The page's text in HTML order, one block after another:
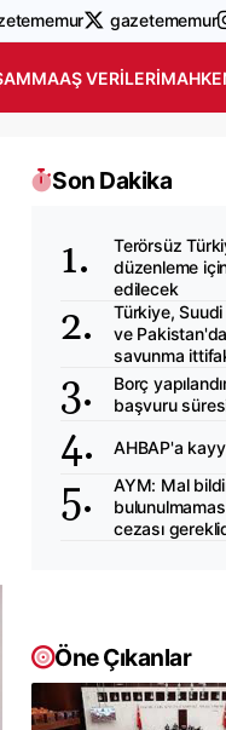
gazetememur
MAAŞ VERILERI
Son Dakika
Terörsüz
düzenleme
edilecek
Türkiye,
ve
savunma
Borç
başvuru
AHBAP'a
AYM: Mal
cezası
Öne Çıkanlar